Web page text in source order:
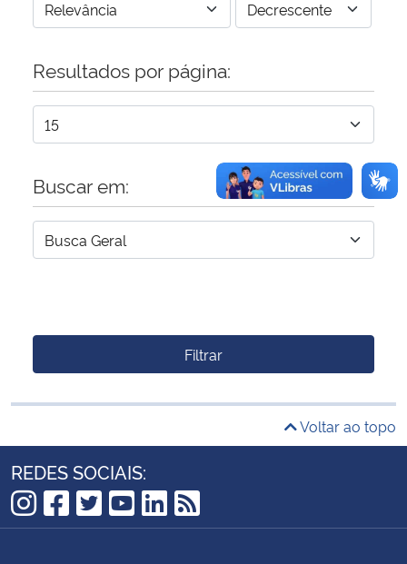
Resultados por página:
Buscar em:
Filtrar
Voltar ao topo
REDES SOCIAIS:
Instagram
Facebook
Twitter
YouTube
LinkedIn
RSS